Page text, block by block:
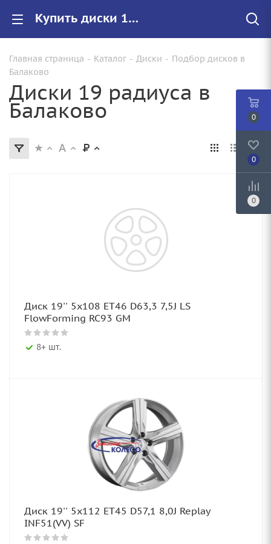
Купить диски 19 радиуса в Балаково, литые и штампованные диски R19
Главная страница - Каталог - Диски - Подбор дисков в
Балаково
Диски 19 радиуса в
Балаково
Диск 19'' 5x108 ET46 D63,3 7,5J LS
FlowForming RC93 GM
8+ шт.
Диск 19'' 5x112 ET45 D57,1 8,0J Replay
INF51(VV) SF
0
0
0